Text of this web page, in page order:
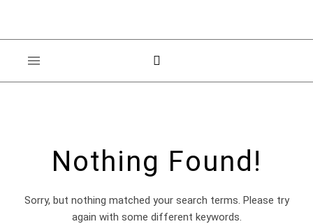
Nothing Found!
Sorry, but nothing matched your search terms. Please try
again with some different keywords.